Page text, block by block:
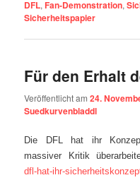
DFL, Fan-Demonstration,
Sicherheitspapier
Für den Erhalt
Veröffentlicht am24.
Suedkurvenbladdl
Die DFL hat ihr
massiver Kritik
dfl-hat-ihr-